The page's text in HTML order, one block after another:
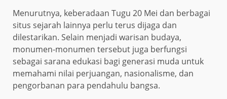
Menurutnya, keberadaan Tugu 20 Mei dan berbagai
situs sejarah lainnya perlu terus dijaga dan
dilestarikan. Selain menjadi warisan budaya,
monumen-monumen tersebut juga berfungsi
sebagai sarana edukasi bagi generasi muda untuk
memahami nilai perjuangan, nasionalisme, dan
pengorbanan para pendahulu bangsa.